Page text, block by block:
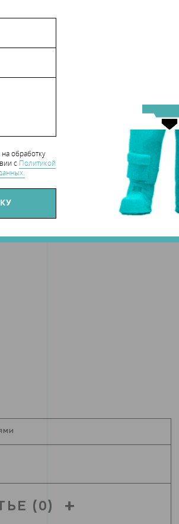
на обработку
с Политикой
продуктов составит примерно 38,1
экологичных альтернатив пока
(0)